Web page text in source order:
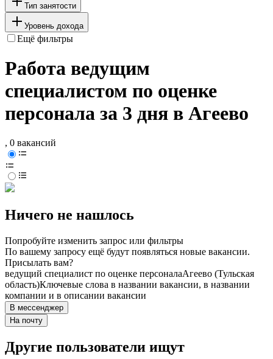
Тип занятости
Уровень дохода
Ещё фильтры
Работа ведущим
специалистом по оценке
персонала за 3 дня в Агеево
, 0 вакансий
Ничего не нашлось
Попробуйте изменить запрос или фильтры
По вашему запросу ещё будут появляться новые вакансии.
Присылать вам?
ведущий специалист по оценке персоналаАгеево (Тульская
область)Ключевые слова в названии вакансии, в названии
компании и в описании вакансии
В мессенджер
На почту
Другие пользователи ищут